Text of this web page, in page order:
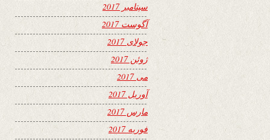
سپتامبر 2017
آگوست 2017
جولای 2017
ژوئن 2017
می 2017
آوریل 2017
مارس 2017
فوریه 2017